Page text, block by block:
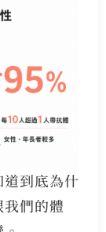
到底為什
們的體